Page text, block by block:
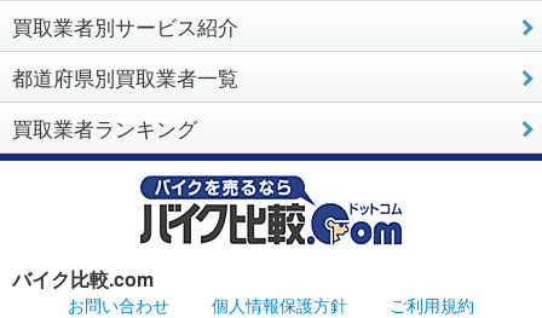
買取業者別サービス紹介
都道府県別買取業者一覧
買取業者ランキング
バイク比較.com
お問い合わせ 個人情報保護方針
ご利用規約